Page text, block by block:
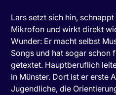
Lars setzt sich hin,
Mikrofon und wirkt direkt
Wunder: Er macht selbst
Songs und hat sogar schon
getextet. Hauptberuflich
in Münster. Dort ist er erste
Jugendliche, die